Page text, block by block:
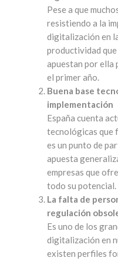
Pese a que
resistiendo a la
digitalización en
productividad
apuestan por ella
el primer año.
Buena base
implementación
España cuenta
tecnológicas que
es un punto de
apuesta
empresas que
todo su potencial.
La falta de
regulación
Es uno de los
digitalización en
existen perfiles